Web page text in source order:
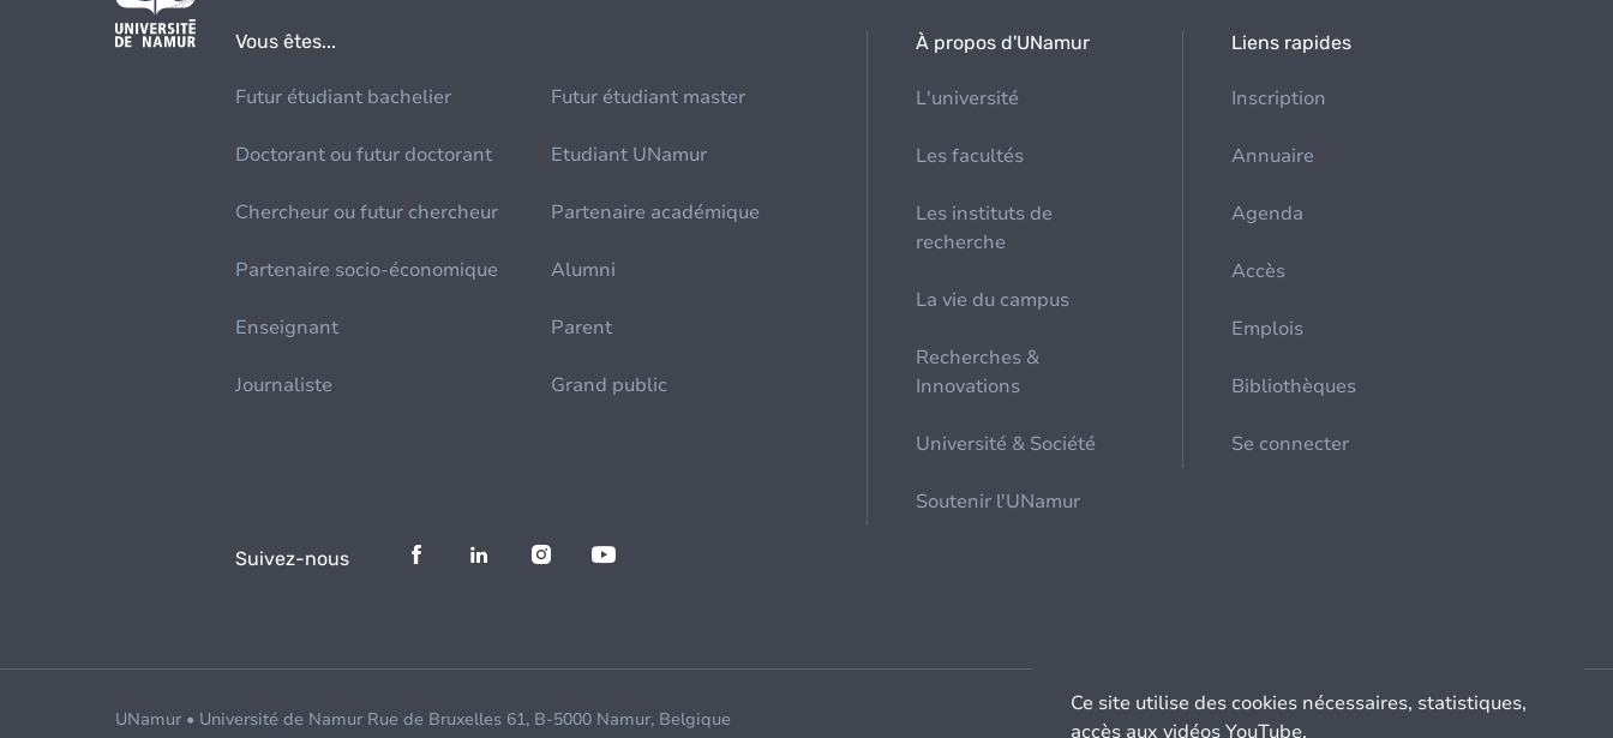
Vous êtes...
Futur étudiant bachelier Futur étudiant master
Doctorant ou futur doctorant Etudiant UNamur
Chercheur ou futur chercheur Partenaire académique
Partenaire socio-économique Alumni
Enseignant Parent
Journaliste Grand public
À propos d'UNamur
L'université
Les facultés
Les instituts de
recherche
La vie du campus
Recherches &
Innovations
Université & Société
Soutenir l'UNamur
Liens rapides
Inscription
Annuaire
Agenda
Accès
Emplois
Bibliothèques
Se connecter
Suivez-nous
UNamur • Université de Namur Rue de Bruxelles 61, B-5000 Namur, Belgique
Ce site utilise des cookies nécessaires, statistiques,
accès aux vidéos YouTube.